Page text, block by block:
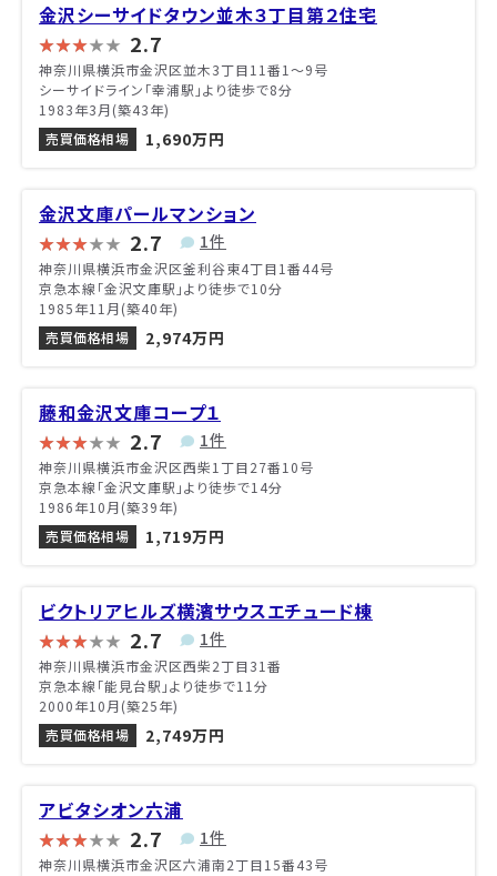
金沢シーサイドタウン並木３丁目第２住宅
2.7
神奈川県横浜市金沢区並木3丁目11番1〜9号
シーサイドライン「幸浦駅」より徒歩で8分
1983年3月(築43年)
売買価格相場
1,690万円
金沢文庫パールマンション
2.7 1件
神奈川県横浜市金沢区釜利谷東4丁目1番44号
京急本線「金沢文庫駅」より徒歩で10分
1985年11月(築40年)
売買価格相場
2,974万円
藤和金沢文庫コープ１
2.7 1件
神奈川県横浜市金沢区西柴1丁目27番10号
京急本線「金沢文庫駅」より徒歩で14分
1986年10月(築39年)
売買価格相場
1,719万円
ビクトリアヒルズ横濱サウスエチュード棟
2.7 1件
神奈川県横浜市金沢区西柴2丁目31番
京急本線「能見台駅」より徒歩で11分
2000年10月(築25年)
売買価格相場
2,749万円
アビタシオン六浦
2.7 1件
神奈川県横浜市金沢区六浦南2丁目15番43号